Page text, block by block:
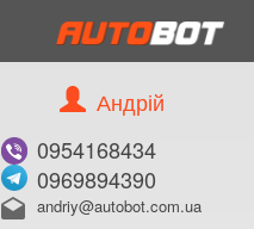
Андрій
0954168434
0969894390
drafts andriy@autobot.com.ua